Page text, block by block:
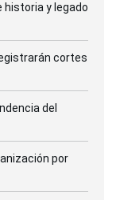
historia y legado
cortes
del
por